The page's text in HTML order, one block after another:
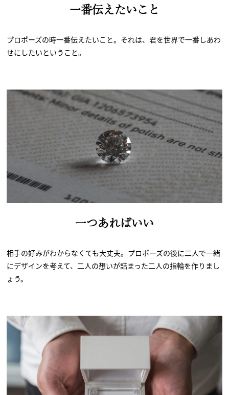
一番伝えたいこと
プロポーズの時一番伝えたいこと。それは、君を世界で一番しあわ
せにしたいということ。
一つあればいい
相手の好みがわからなくても大丈夫。プロポーズの後に二人で一緒
にデザインを考えて、二人の想いが詰まった二人の指輪を作りまし
ょう。